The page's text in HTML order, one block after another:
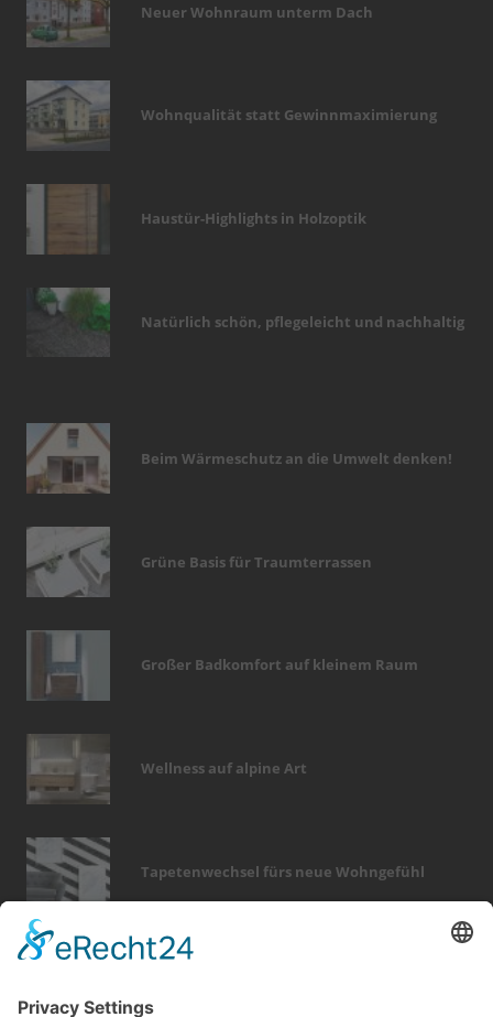
Neuer Wohnraum unterm Dach
Wohnqualität statt Gewinnmaximierung
Haustür-Highlights in Holzoptik
Natürlich schön, pflegeleicht und nachhaltig
Beim Wärmeschutz an die Umwelt denken!
Grüne Basis für Traumterrassen
Großer Badkomfort auf kleinem Raum
Wellness auf alpine Art
Tapetenwechsel fürs neue Wohngefühl